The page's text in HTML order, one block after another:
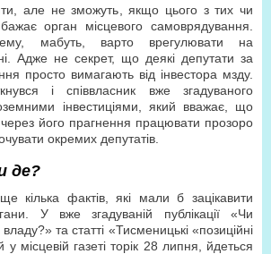
але не зможуть, якщо цього з тих чи
орган місцевого самоврядування.
мабуть, варто врегулювати на
Адже не секрет, що деякі депутати за
просто вимагають від інвестора мзду.
і співвласник вже згадуваного
інвестиціями, який вважає, що
його прагнення працювати прозоро
окремих депутатів.
де?
кілька фактів, які мали б зацікавити
У вже згадуваній публікації «Чи
та статті «Тисменицькі «позиційні
місцевій газеті торік 28 липня, йдеться